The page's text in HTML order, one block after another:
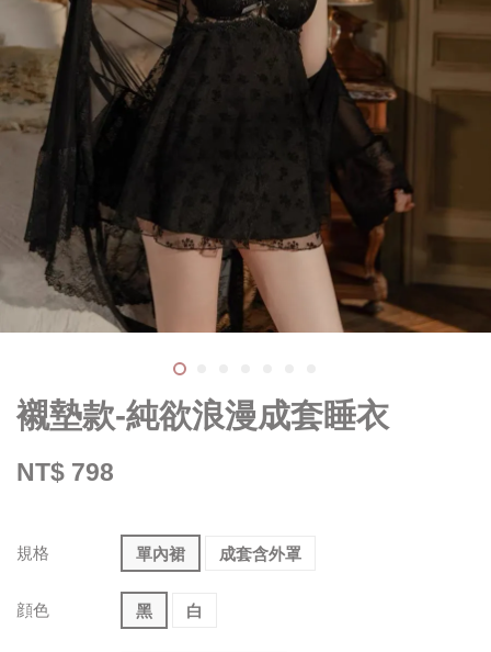
襯墊款-純欲浪漫成套睡衣
NT$ 798
規格 單內裙 成套含外罩
顔色 黑 白